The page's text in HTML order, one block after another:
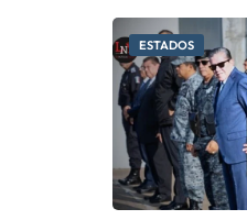
ESTADOS